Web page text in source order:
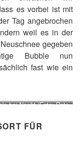
es vorbei ist mit
Tag angebrochen
weil es in der
gegeben
Bubble nun
fast wie ein
bei Nacht (Foto: Reto
FÜR